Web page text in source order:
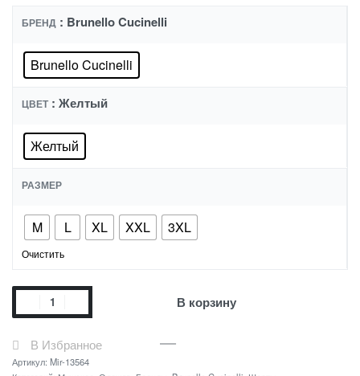
БРЕНД : Brunello Cucinelli
Brunello Cucinelli
ЦВЕТ : Желтый
Желтый
РАЗМЕР
M L XL XXL 3XL
Очистить
В корзину
В Избранное
Артикул: Mir-13564